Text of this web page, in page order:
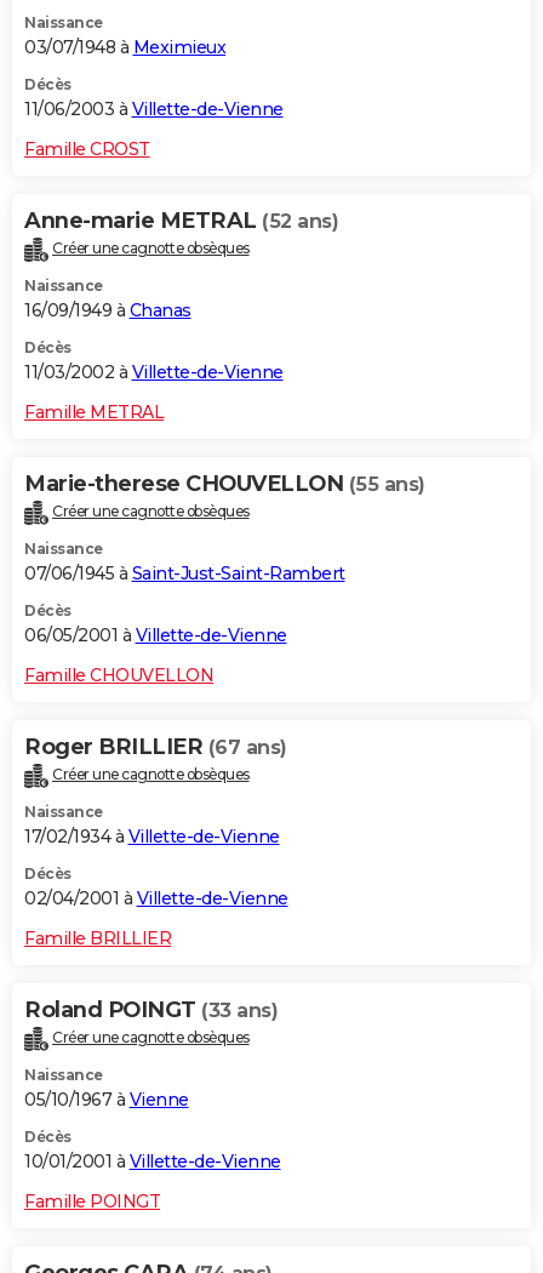
Naissance
03/07/1948 à Meximieux
Décès
11/06/2003 à Villette-de-Vienne
Famille CROST
Anne-marie METRAL (52 ans)
Créer une cagnotte obsèques
Naissance
16/09/1949 à Chanas
Décès
11/03/2002 à Villette-de-Vienne
Famille METRAL
Marie-therese CHOUVELLON (55 ans)
Créer une cagnotte obsèques
Naissance
07/06/1945 à Saint-Just-Saint-Rambert
Décès
06/05/2001 à Villette-de-Vienne
Famille CHOUVELLON
Roger BRILLIER (67 ans)
Créer une cagnotte obsèques
Naissance
17/02/1934 à Villette-de-Vienne
Décès
02/04/2001 à Villette-de-Vienne
Famille BRILLIER
Roland POINGT (33 ans)
Créer une cagnotte obsèques
Naissance
05/10/1967 à Vienne
Décès
10/01/2001 à Villette-de-Vienne
Famille POINGT